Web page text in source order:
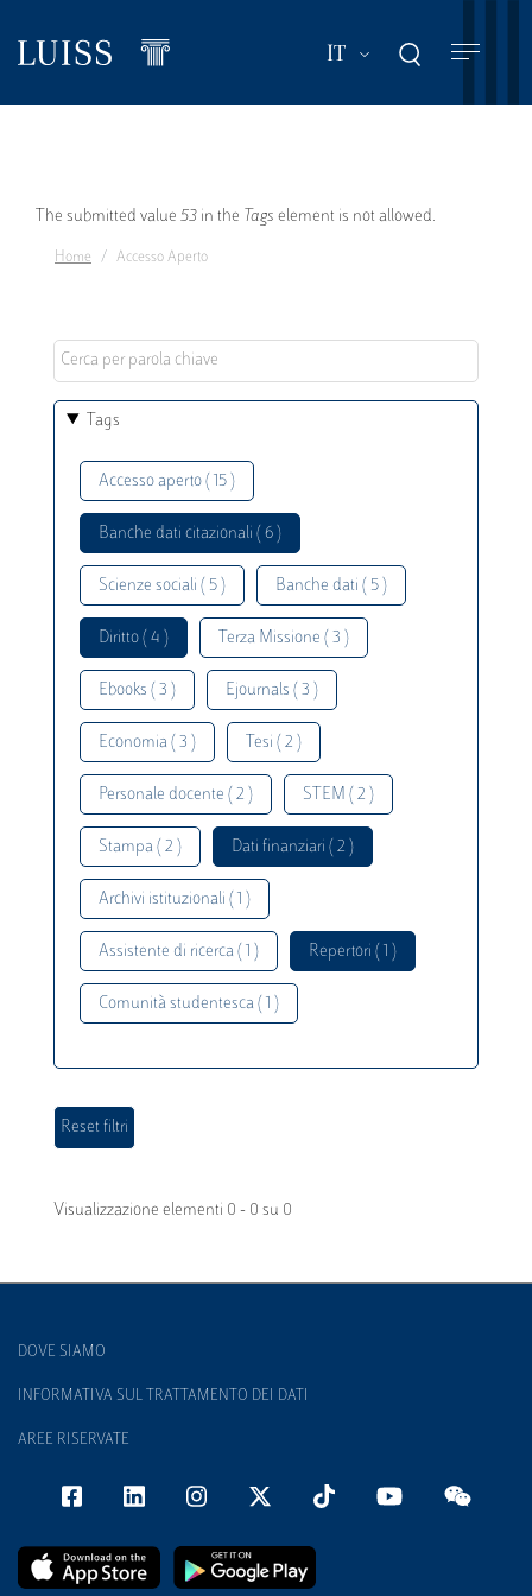
contenuto
IT Mostra ulteriori
Messaggio
di
The submitted value 53 in the Tags element is not allowed.
Home Accesso Aperto
Tags
Accesso aperto ( 15 )
Banche dati citazionali ( 6 )
Scienze sociali ( 5 ) Banche dati ( 5 )
Diritto ( 4 ) Terza Missione ( 3 )
Ebooks ( 3 ) Ejournals ( 3 )
Economia ( 3 ) Tesi ( 2 )
Personale docente ( 2 ) STEM ( 2 )
Stampa ( 2 ) Dati finanziari ( 2 )
Archivi istituzionali ( 1 )
Assistente di ricerca ( 1 ) Repertori ( 1 )
Comunità studentesca ( 1 )
Visualizzazione elementi 0 - 0 su 0
DOVE SIAMO
INFORMATIVA SUL TRATTAMENTO DEI DATI
AREE RISERVATE